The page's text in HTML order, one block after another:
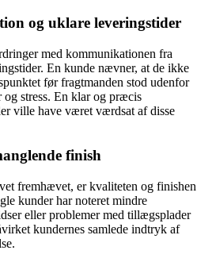
og uklare leveringstider
med kommunikationen fra
En kunde nævner, at de ikke
før fragtmanden stod udenfor
stress. En klar og præcis
ville have været værdsat af disse
finish
fremhævet, er kvaliteten og finishen
kunder har noteret mindre
eller problemer med tillægsplader
kundernes samlede indtryk af